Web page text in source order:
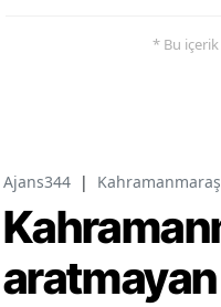
* Bu
Ajans344 |